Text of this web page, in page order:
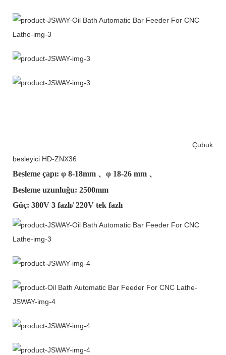
Çubuk
besleyici HD-ZNX36
Besleme çapı: φ 8-18mm 、φ 18-26 mm 、
Besleme uzunluğu: 2500mm
Güç: 380V 3 fazlı/ 220V tek fazlı